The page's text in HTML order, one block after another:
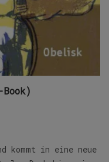
kommt in eine neue